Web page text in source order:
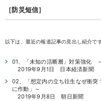
［防災短信］
以下は、最近の報道記事の見出し紹介です
01、「未知の活断層」対策強化
2019年9月1日 日本経済新聞
02、「想定内の立ち往生なぜ衝
に作動」～
2019年9月8日 朝日新聞